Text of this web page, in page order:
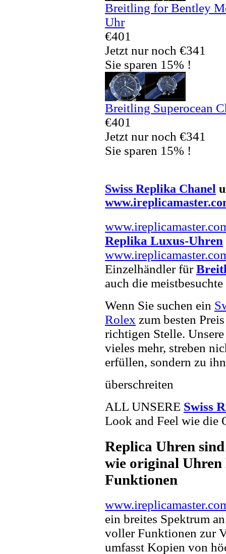
Breitling for Bentley
Uhr
€401
Jetzt nur noch €341
Sie sparen 15% !
Breitling Superocean
€401
Jetzt nur noch €341
Sie sparen 15% !
Swiss Replika Chanel
Replika Luxus-Uhren
Einzelhändler für
auch die
Wenn Sie suchen ein
Rolex zum besten
richtigen Stelle.
vieles mehr, streben
erfüllen, sondern zu
überschreiten
ALL UNSERE Swiss
Look and Feel wie die
Replica Uhren
wie original Uhren
Funktionen
ein breites Spektrum
voller Funktionen zur
umfasst Kopien von